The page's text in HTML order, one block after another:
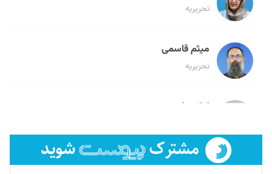
تحریریه
میثم قاسمی
تحریریه
لیلا حنارود
فائزه فتحی رستمی